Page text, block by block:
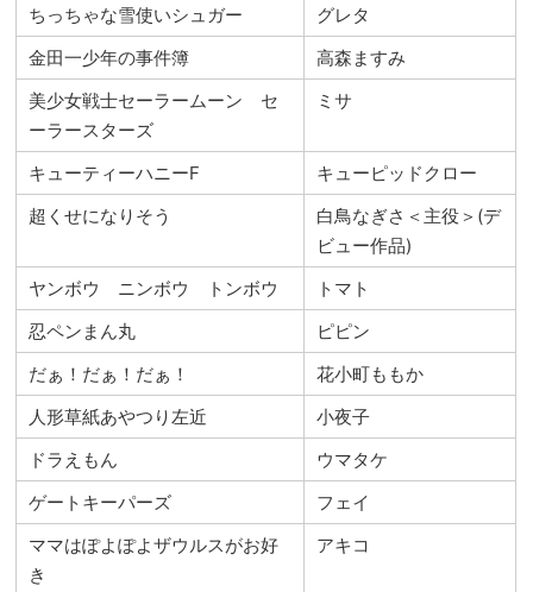
ちっちゃな雪使いシュガー
グレタ
金田一少年の事件簿
高森ますみ
美少女戦士セーラームーン セ
ーラースターズ
ミサ
キューティーハニーF
キューピッドクロー
超くせになりそう
白鳥なぎさ＜主役＞(デ
ビュー作品)
ヤンボウ ニンボウ トンボウ
トマト
忍ペンまん丸
ピピン
だぁ！だぁ！だぁ！
花小町ももか
人形草紙あやつり左近
小夜子
ドラえもん
ウマタケ
ゲートキーパーズ
フェイ
ママはぽよぽよザウルスがお好
き
アキコ